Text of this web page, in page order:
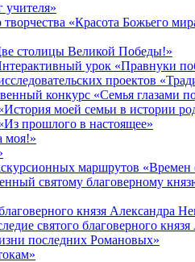
учителя»
«Красота Божьего
столицы Великой Победы!»
урок «Правнуки
проектов
конкурс «Семья глазами
моей семьи в истории
прошлого в настоящее»
моя!»
маршрутов «Времен
святому благоверному
князя Александра
святого благоверного
последних Романовых»